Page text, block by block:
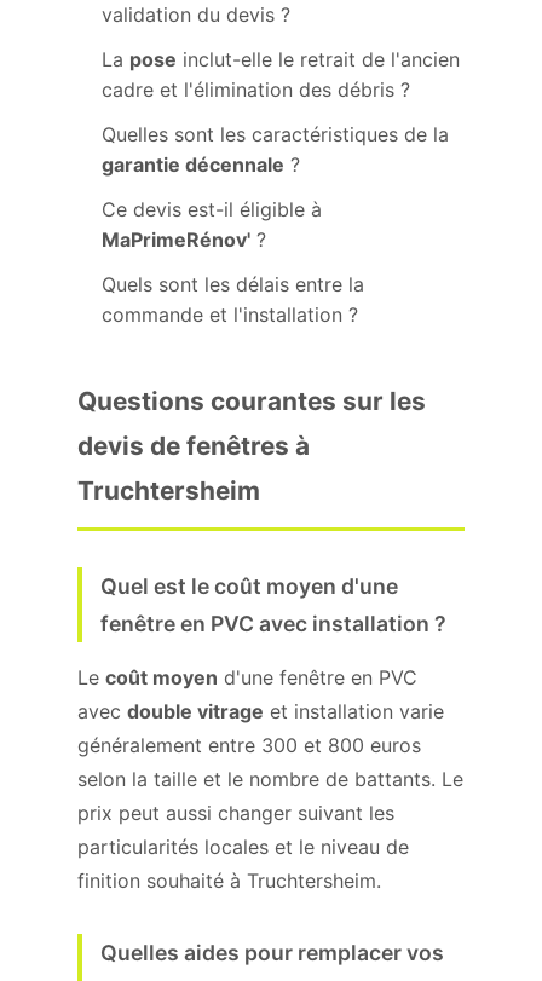
validation du devis ?
La pose inclut-elle le retrait de l'ancien
cadre et l'élimination des débris ?
Quelles sont les caractéristiques de la
garantie décennale ?
Ce devis est-il éligible à
MaPrimeRénov' ?
Quels sont les délais entre la
commande et l'installation ?
Questions courantes sur les
devis de fenêtres à
Truchtersheim
Quel est le coût moyen d'une
fenêtre en PVC avec installation ?
Le coût moyen d'une fenêtre en PVC
avec double vitrage et installation varie
généralement entre 300 et 800 euros
selon la taille et le nombre de battants. Le
prix peut aussi changer suivant les
particularités locales et le niveau de
finition souhaité à Truchtersheim.
Quelles aides pour remplacer vos